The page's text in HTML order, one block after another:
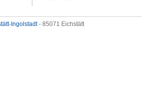
Ingolstadt- 85071 Eichstätt